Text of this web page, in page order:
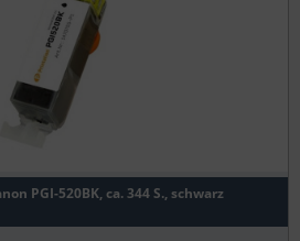
PGI-520BK, ca. 344 S., schwarz